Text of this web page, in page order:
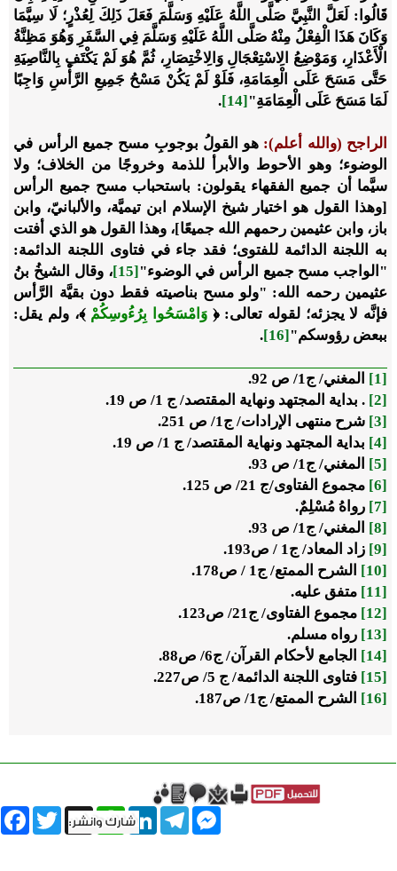
قَالُوا: لَعَلَّ النَّبِيَّ صَلَّى اللَّهُ عَلَيْهِ وَسَلَّمَ فَعَلَ ذَلِكَ لِعُذْرٍ؛ لَا سِيَّمَا
وَكَانَ هَذَا الْفِعْلُ مِنْهُ صَلَّى اللَّهُ عَلَيْهِ وَسَلَّمَ فِي السَّفَرِ وَهُوَ مَظِنَّةُ
الْأَعْذَارِ، وَمَوْضِعُ الِاسْتِعْجَالِ وَالِاخْتِصَارِ، ثُمَّ هُوَ لَمْ يَكْتَفِ بِالنَّاصِيَةِ
حَتَّى مَسَحَ عَلَى الْعِمَامَةِ، فَلَوْ لَمْ يَكُنْ مَسْحُ جَمِيعِ الرَّأْسِ وَاجِبًا
لَمَا مَسَحَ عَلَى الْعِمَامَةِ"[14]
.
الراجح (والله أعلم)
: هو القولُ بوجوبِ مسح جميع الرأس في
الوضوء؛ وهو الأحوط والأبرأ للذمة وخروجًا من الخلاف؛ ولا
سيَّما أن جميع الفقهاء يقولون: باستحباب مسح جميع الرأس
[وهذا القول هو اختيار شيخ الإسلام ابن تيميَّة، والألبانيّ، وابن
باز، وابن عثيمين رحمهم الله جميعًا]، وهذا القول هو الذي أفتت
به اللجنة الدائمة للفتوى؛ فقد جاء في فتاوى اللجنة الدائمة:
"الواجب مسح جميع الرأس في الوضوء"[15]
، وقال الشيخُ بنُ
عثيمين رحمه الله: "ولو مسح بناصيته فقط دون بقيَّة الرَّأس
فإنَّه لا يجزئه؛ لقوله تعالى: ﴿ وَامْسَحُوا بِرُءُوسِكُمْ ﴾، ولم يقل:
ببعض رؤوسكم"[16]
.
[1]
المغني/ ج1/ ص 92.
[2]
. بداية المجتهد ونهاية المقتصد/ ج 1/ ص 19.
[3]
شرح منتهى الإرادات/ ج1/ ص 251.
[4]
بداية المجتهد ونهاية المقتصد/ ج 1/ ص 19.
[5]
المغني/ ج1/ ص 93.
[6]
مجموع الفتاوى/ج 21/ ص 125.
[7]
رواهُ مُسْلِمٌ.
[8]
المغني/ ج1/ ص 93.
[9]
زاد المعاد/ ج1 / ص193.
[10]
الشرح الممتع/ ج1 / ص178.
[11]
متفق عليه.
[12]
مجموع الفتاوى/ ج21/ ص123.
[13]
رواه مسلم.
[14]
الجامع لأحكام القرآن/ ج6/ ص88.
[15]
فتاوى اللجنة الدائمة/ ج 5/ ص227.
[16]
الشرح الممتع/ ج1/ ص187.
Twitter X
WhatsAppLinkedInTelegram
Messenger